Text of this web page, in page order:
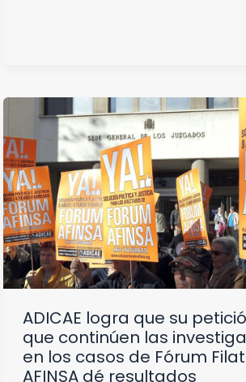
ADICAE logra que su
que continúen las
en los casos de Fórum
AFINSA dé resultados